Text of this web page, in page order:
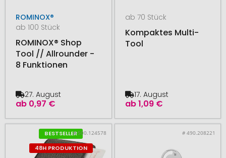
ROMINOX®
ab 100 Stück
ROMINOX® Shop
Tool // Allrounder -
8 Funktionen
ab 0,97 €
27. August
ab 70 Stück
Kompaktes Multi-
Tool
ab1,09 €
17. August
BESTSELLER
48H PRODUKTION
# 500.124578 # 490.208221